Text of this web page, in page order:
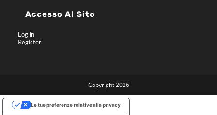
Accesso Al Sito
Log in
Register
Copyright 2026
Le tue preferenze relative alla privacy